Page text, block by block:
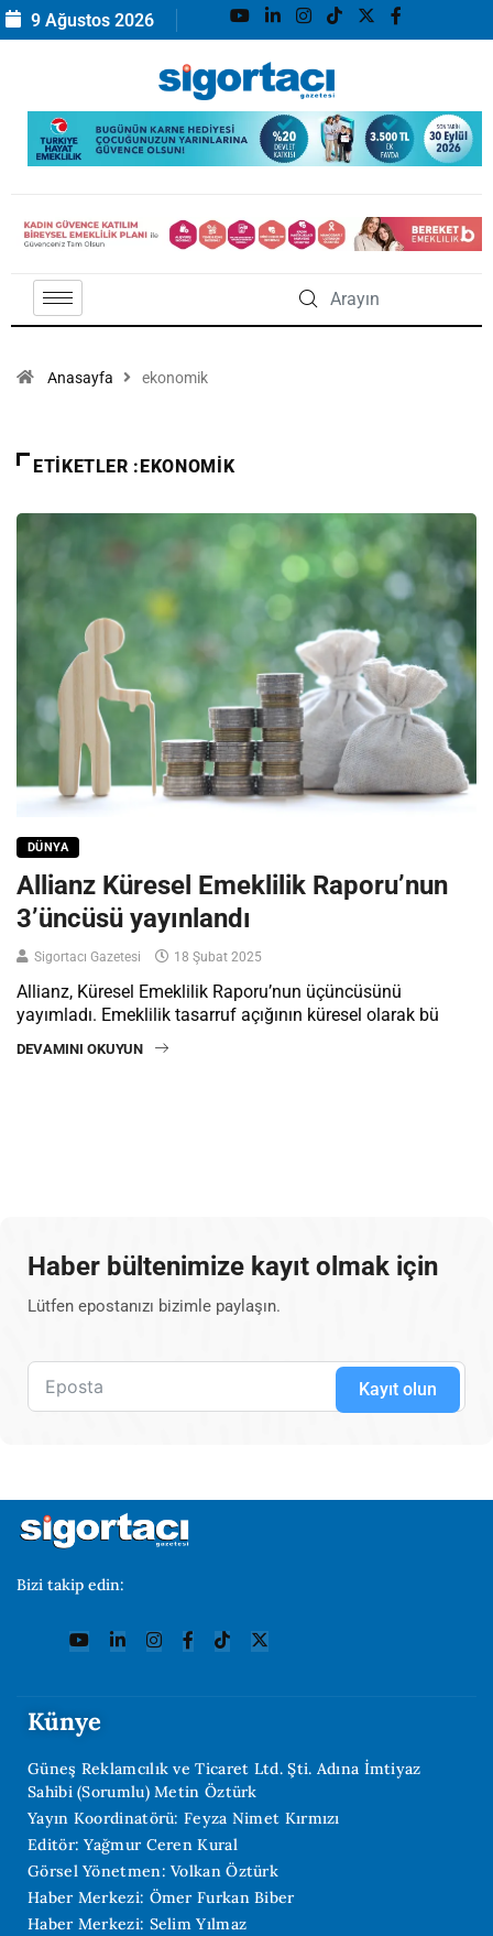
9 Ağustos 2026
Anasayfa ekonomik
ETIKETLER :EKONOMIK
DÜNYA
Allianz Küresel Emeklilik Raporu’nun
3’üncüsü yayınlandı
Sigortacı Gazetesi 18 Şubat 2025
Allianz, Küresel Emeklilik Raporu’nun üçüncüsünü
yayımladı. Emeklilik tasarruf açığının küresel olarak bü
DEVAMINI OKUYUN
Haber bültenimize kayıt olmak için
Lütfen epostanızı bizimle paylaşın.
Kayıt olun
Bizi takip edin:
Künye
Güneş Reklamcılık ve Ticaret Ltd. Şti. Adına İmtiyaz
Sahibi (Sorumlu) Metin Öztürk
Yayın Koordinatörü: Feyza Nimet Kırmızı
Editör: Yağmur Ceren Kural
Görsel Yönetmen: Volkan Öztürk
Haber Merkezi: Ömer Furkan Biber
Haber Merkezi: Selim Yılmaz